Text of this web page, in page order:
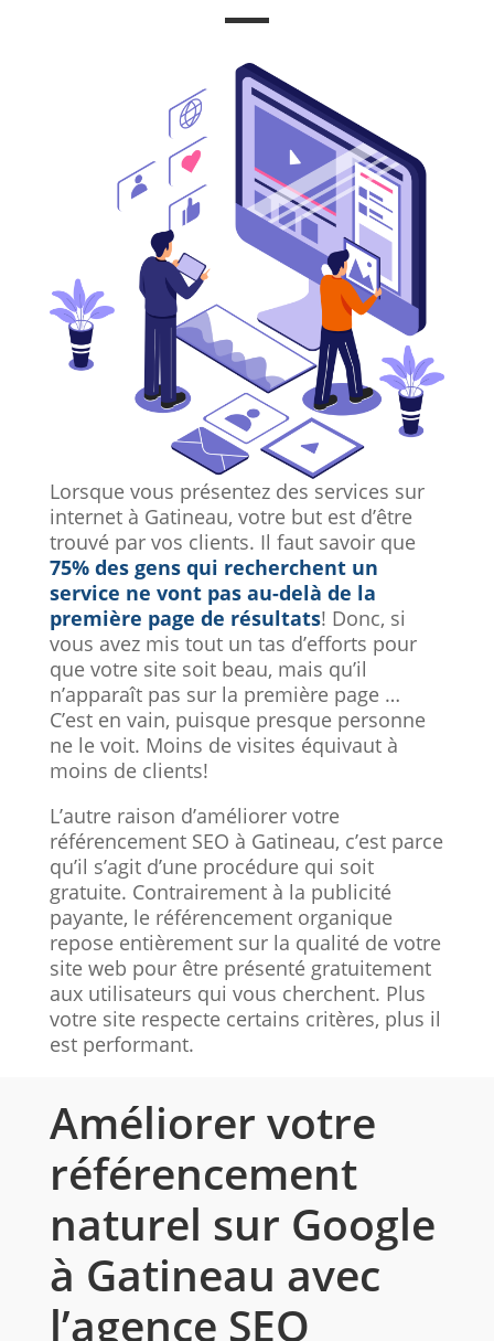
Lorsque vous présentez des services sur
internet à Gatineau, votre but est d’être
trouvé par vos clients. Il faut savoir que
75% des gens qui recherchent un
service ne vont pas au-delà de la
première page de résultats! Donc, si
vous avez mis tout un tas d’efforts pour
que votre site soit beau, mais qu’il
n’apparaît pas sur la première page …
C’est en vain, puisque presque personne
ne le voit. Moins de visites équivaut à
moins de clients!
L’autre raison d’améliorer votre
référencement SEO à Gatineau, c’est parce
qu’il s’agit d’une procédure qui soit
gratuite. Contrairement à la publicité
payante, le référencement organique
repose entièrement sur la qualité de votre
site web pour être présenté gratuitement
aux utilisateurs qui vous cherchent. Plus
votre site respecte certains critères, plus il
est performant.
Améliorer votre
référencement
naturel sur Google
à Gatineau avec
l’agence SEO